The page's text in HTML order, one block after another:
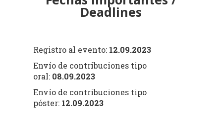
Deadlines
Registro al evento: 12.09.2023
Envío de contribuciones tipo
oral: 08.09.2023
Envío de contribuciones tipo
póster: 12.09.2023